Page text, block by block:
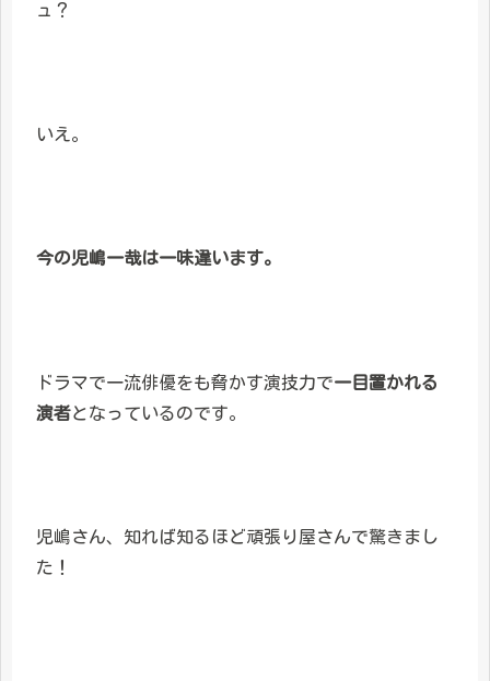
ュ？
いえ。
今の児嶋一哉は一味違います。
ドラマで一流俳優をも脅かす演技力で一目置かれる
演者となっているのです。
児嶋さん、知れば知るほど頑張り屋さんで驚きまし
た！